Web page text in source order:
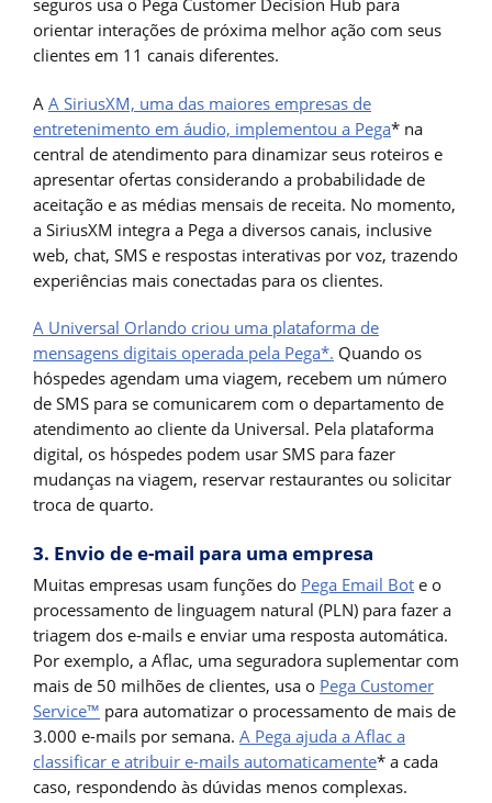
seguros usa o Pega Customer Decision Hub para
orientar interações de próxima melhor ação com seus
clientes em 11 canais diferentes.
A A SiriusXM, uma das maiores empresas de
entretenimento em áudio, implementou a Pega* na
central de atendimento para dinamizar seus roteiros e
apresentar ofertas considerando a probabilidade de
aceitação e as médias mensais de receita. No momento,
a SiriusXM integra a Pega a diversos canais, inclusive
web, chat, SMS e respostas interativas por voz, trazendo
experiências mais conectadas para os clientes.
A Universal Orlando criou uma plataforma de
mensagens digitais operada pela Pega*. Quando os
hóspedes agendam uma viagem, recebem um número
de SMS para se comunicarem com o departamento de
atendimento ao cliente da Universal. Pela plataforma
digital, os hóspedes podem usar SMS para fazer
mudanças na viagem, reservar restaurantes ou solicitar
troca de quarto.
3. Envio de e-mail para uma empresa
Muitas empresas usam funções do Pega Email Bot e o
processamento de linguagem natural (PLN) para fazer a
triagem dos e-mails e enviar uma resposta automática.
Por exemplo, a Aflac, uma seguradora suplementar com
mais de 50 milhões de clientes, usa o Pega Customer
Service™ para automatizar o processamento de mais de
3.000 e-mails por semana. A Pega ajuda a Aflac a
classificar e atribuir e-mails automaticamente* a cada
caso, respondendo às dúvidas menos complexas.